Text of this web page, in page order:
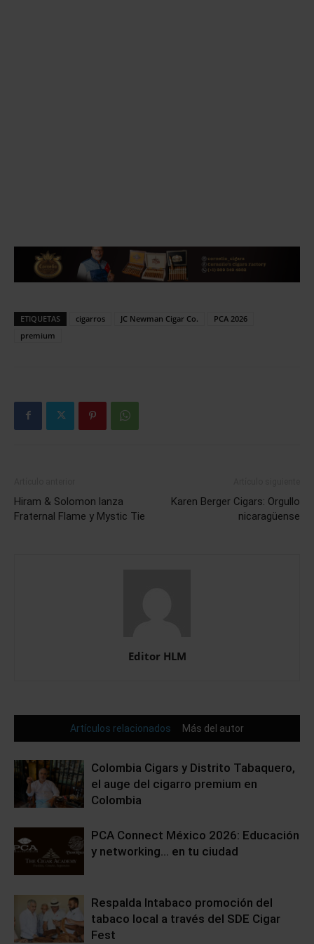
ETIQUETAS cigarros JC Newman Cigar Co.
PCA 2026
premium
Hiram & Solomon lanza
Fraternal Flame y Mystic Tie
Karen Berger Cigars: Orgullo
nicaragüense
Editor HLM
Artículos relacionados Más del autor
Colombia Cigars y Distrito Tabaquero,
el auge del cigarro premium en
Colombia
PCA Connect México 2026: Educación
y networking… en tu ciudad
Respalda Intabaco promoción del
tabaco local a través del SDE Cigar
Fest